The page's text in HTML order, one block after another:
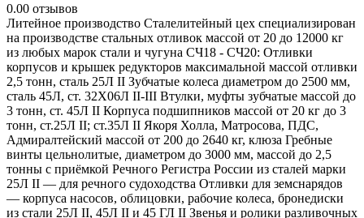
0.00 отзывов
Литейное производство Сталелитейный цех специализирован
на производстве стальных отливок массой от 20 до 12000 кг
из любых марок стали и чугуна СЧ18 - СЧ20: Отливки
корпусов и крышек редукторов максимальной массой отливки
2,5 тонн, сталь 25Л II Зубчатые колеса диаметром до 2500 мм,
сталь 45Л, ст. 32Х06Л II-III Втулки, муфты зубчатые массой до
3 тонн, ст. 45Л II Корпуса подшипников массой от 20 кг до 3
тонн, ст.25Л II; ст.35Л II Якоря Холла, Матросова, ПДС,
Адмиралтейский массой от 200 до 2640 кг, клюза Гребные
винты цельнолитые, диаметром до 3000 мм, массой до 2,5
тонны с приёмкой Речного Регистра России из сталей марки
25Л II — для речного судоходства Отливки для земснарядов
— корпуса насосов, облицовки, рабочие колеса, бронедиски
из стали 25Л II, 45Л II и 45 ГЛ II Звенья и ролики разливочных